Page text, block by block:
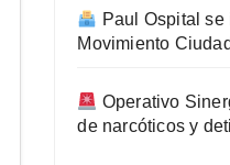
Paul Ospital
Movimiento
Operativo
de narcóticos y